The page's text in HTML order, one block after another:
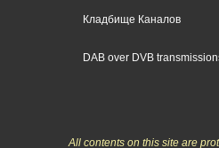
Кладбище Каналов
DAB over DVB
All contents on this site are